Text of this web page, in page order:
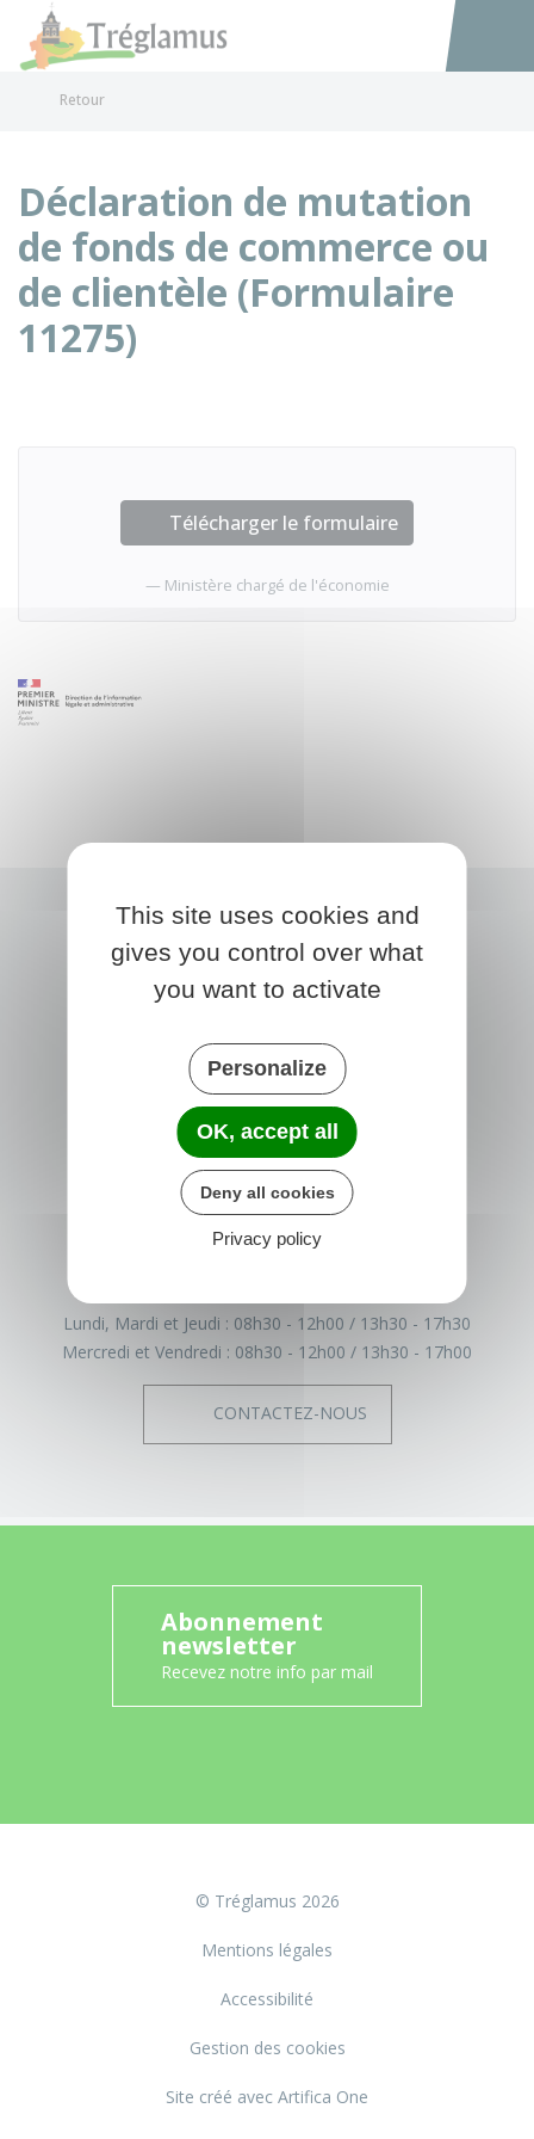
Accéder
Retour
Déclaration de mutation
de fonds de commerce ou
de clientèle (Formulaire
11275)
Télécharger le formulaire
Ministère chargé de l'économie
TRÉGLAMUS
15 rue de la Mairie
22540 Tréglamus
02 96 43 17 93
Lundi, Mardi et Jeudi : 08h30 - 12h00
13h30 - 17h30
Mercredi et Vendredi : 08h30 - 12h00 13h30 - 17h00
CONTACTEZ-NOUS
Abonnement
newsletter
Recevez notre info par mail
© Tréglamus 2026
Mentions légales
Accessibilité
Gestion des cookies
Site créé avec Artifica One
This site uses cookies and
gives you control over what
you want to activate
Personalize
OK, accept all
Deny all cookies
Privacy policy